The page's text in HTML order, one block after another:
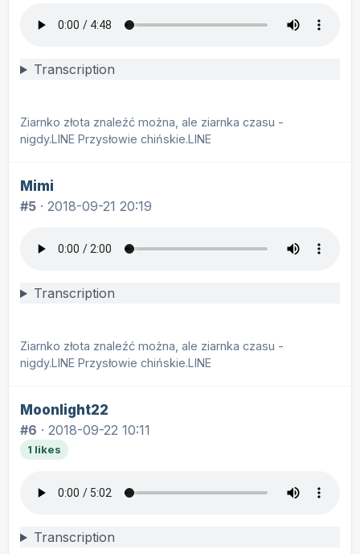
Transcription
Ziarnko złota znaleźć można, ale ziarnka czasu -
nigdy.LINE Przysłowie chińskie.LINE
Mimi
#5 · 2018-09-21 20:19
Transcription
Ziarnko złota znaleźć można, ale ziarnka czasu -
nigdy.LINE Przysłowie chińskie.LINE
Moonlight22
#6 · 2018-09-22 10:11
1 likes
Transcription